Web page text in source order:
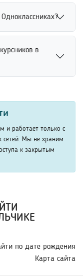
профили
помогают
анализировать
Это
и уточнять
можно через
другим
в
году выпуска.
помогает
и
контактов
онлайн.
и работает только с
сетей. Мы не храним
к закрытым
по дате рождения
Карта сайта